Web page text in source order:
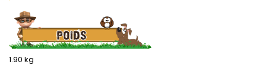
1.90 kg